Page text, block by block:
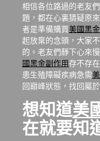
相信各位路過的老友
題，都在心裏猜疑原
者是準備購買美國黑金
起放棄的念頭，大家
的。老友們靜下心來
國黑金副作用存不存
患生殖障礙疾病急需
回巔峰狀態，找回屬
想知道美
在就要知